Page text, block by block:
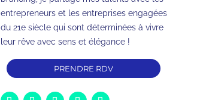
entrepreneurs et les entreprises engagées
du 21e siècle qui sont déterminées à vivre
leur rêve avec sens et élégance !
PRENDRE RDV